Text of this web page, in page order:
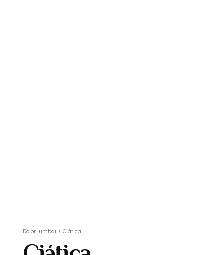
Dolor lumbar / Ciática